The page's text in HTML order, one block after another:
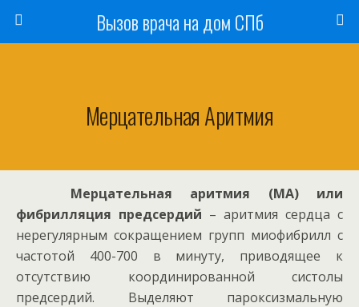
Вызов врача на дом СПб
Мерцательная Аритмия
Мерцательная аритмия (МА) или
фибрилляция предсердий – аритмия сердца с
нерегулярным сокращением групп миофибрилл с
частотой 400-700 в минуту, приводящее к
отсутствию координированной систолы
предсердий. Выделяют пароксизмальную